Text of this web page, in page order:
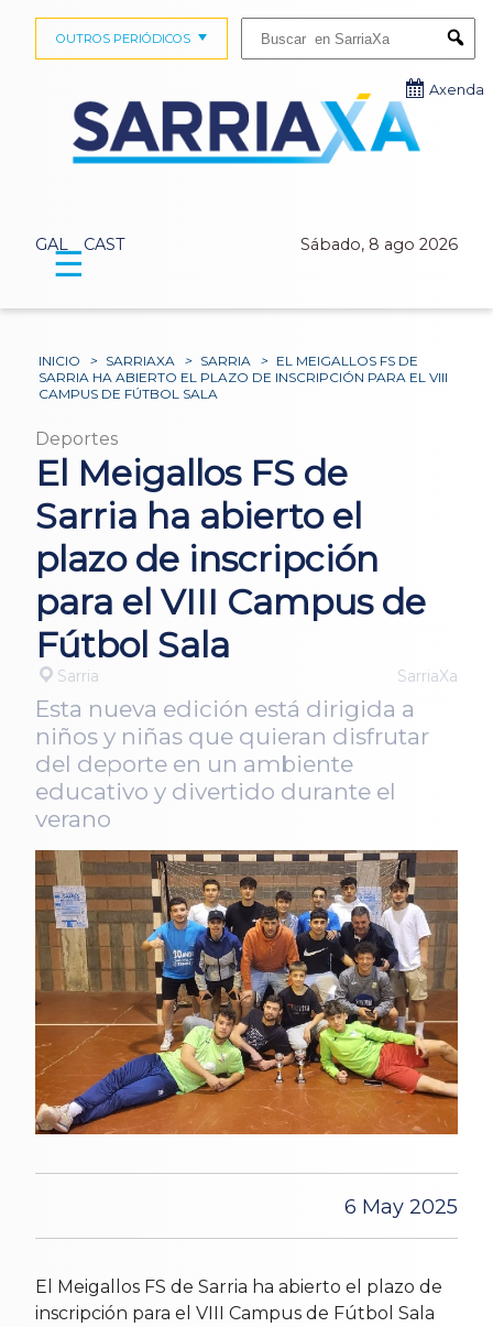
GAL CAST Sábado, 8 ago 2026
OUTROS PERIÓDICOS
Axenda
☰
INICIO > SARRIAXA > SARRIA > EL MEIGALLOS FS DE
SARRIA HA ABIERTO EL PLAZO DE INSCRIPCIÓN PARA EL VIII
CAMPUS DE FÚTBOL SALA
Deportes
El Meigallos FS de
Sarria ha abierto el
plazo de inscripción
para el VIII Campus de
Fútbol Sala
Sarria SarriaXa
Esta nueva edición está dirigida a
niños y niñas que quieran disfrutar
del deporte en un ambiente
educativo y divertido durante el
verano
6 May 2025
El Meigallos FS de Sarria ha abierto el plazo de
inscripción para el VIII Campus de Fútbol Sala